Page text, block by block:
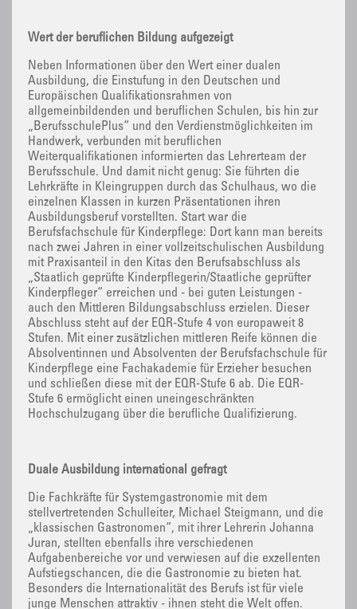
Wert der beruflichen Bildung aufgezeigt
Neben Informationen über den Wert einer dualen
Ausbildung, die Einstufung in den Deutschen und
Europäischen Qualifikationsrahmen von
allgemeinbildenden und beruflichen Schulen, bis hin zur
„BerufsschulePlus“ und den Verdienstmöglichkeiten im
Handwerk, verbunden mit beruflichen
Weiterqualifikationen informierten das Lehrerteam der
Berufsschule. Und damit nicht genug: Sie führten die
Lehrkräfte in Kleingruppen durch das Schulhaus, wo die
einzelnen Klassen in kurzen Präsentationen ihren
Ausbildungsberuf vorstellten. Start war die
Berufsfachschule für Kinderpflege: Dort kann man bereits
nach zwei Jahren in einer vollzeitschulischen Ausbildung
mit Praxisanteil in den Kitas den Berufsabschluss als
„Staatlich geprüfte Kinderpflegerin/Staatliche geprüfter
Kinderpfleger“ erreichen und - bei guten Leistungen -
auch den Mittleren Bildungsabschluss erzielen. Dieser
Abschluss steht auf der EQR-Stufe 4 von europaweit 8
Stufen. Mit einer zusätzlichen mittleren Reife können die
Absolventinnen und Absolventen der Berufsfachschule für
Kinderpflege eine Fachakademie für Erzieher besuchen
und schließen diese mit der EQR-Stufe 6 ab. Die EQR-
Stufe 6 ermöglicht einen uneingeschränkten
Hochschulzugang über die berufliche Qualifizierung.
Duale Ausbildung international gefragt
Die Fachkräfte für Systemgastronomie mit dem
stellvertretenden Schulleiter, Michael Steigmann, und die
„klassischen Gastronomen“, mit ihrer Lehrerin Johanna
Juran, stellten ebenfalls ihre verschiedenen
Aufgabenbereiche vor und verwiesen auf die exzellenten
Aufstiegschancen, die die Gastronomie zu bieten hat.
Besonders die Internationalität des Berufs ist für viele
junge Menschen attraktiv - ihnen steht die Welt offen.